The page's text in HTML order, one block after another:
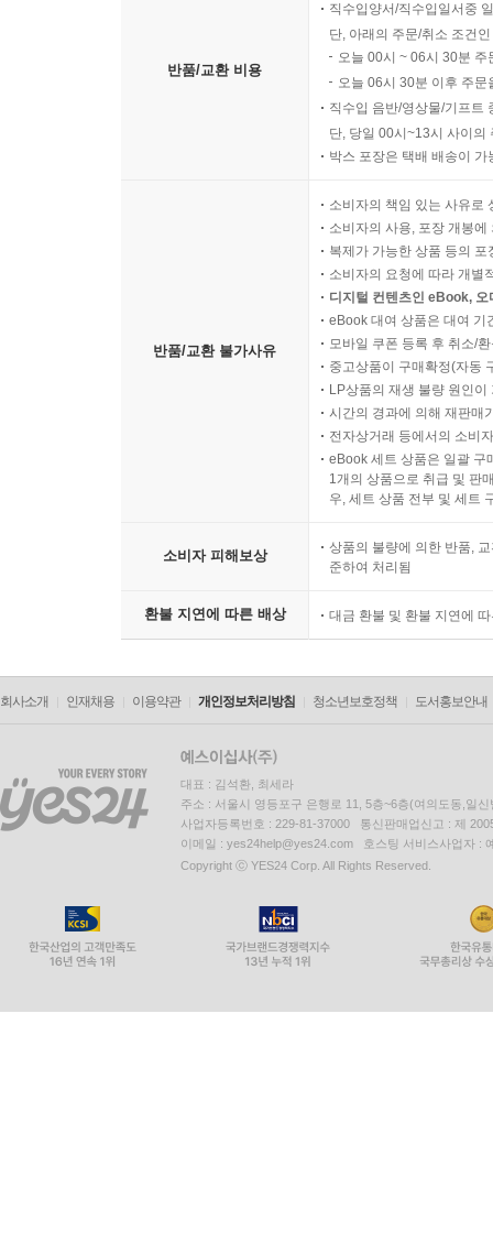
반품/교환 비용
직수입양서/직수입일서중
단, 아래의 주문/취소 조건
오늘 00시 ~ 06시 30분
오늘 06시 30분 이후 주
직수입 음반/영상물/기프트
단, 당일 00시~13시 사이의
박스 포장은 택배 배송이
반품/교환 불가사유
소비자의 책임 있는 사유로
소비자의 사용, 포장 개봉
복제가 가능한 상품 등의
소비자의 요청에 따라 개별
디지털 컨텐츠인 eBook,
eBook 대여 상품은 대여 기
모바일 쿠폰 등록 후 취소/
중고상품이 구매확정(자동
LP상품의 재생 불량 원인
시간의 경과에 의해 재판매
전자상거래 등에서의 소비
eBook 세트 상품은 일괄 구
1개의 상품으로 취급 및 판
우, 세트 상품 전부 및 세트
소비자 피해보상
상품의 불량에 의한 반품,
준하여 처리됨
환불 지연에 따른 배상 대금 환불 및 환불 지연에
회사소개 인재채용 이용약관 개인정보처리방침 청소년보호정책 도서홍보안내
대표 : 김석환, 최세라
주소 : 서울시 영등포구 은행로 11, 5층~6층(여의도동,일신
사업자등록번호 : 229-81-37000 통신판매업신고 : 제
이메일 : yes24help@yes24.com 호스팅 서비스사업자 :
Copyright ⓒ YES24 Corp. All Rights Reserved.